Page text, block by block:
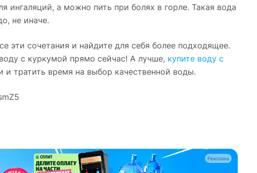
ингаляций, а можно пить при болях в горле. Такая вода
не иначе.
эти сочетания и найдите для себя более подходящее.
с куркумой прямо сейчас! А лучше, купите воду с
тратить время на выбор качественной воды.
Реклама